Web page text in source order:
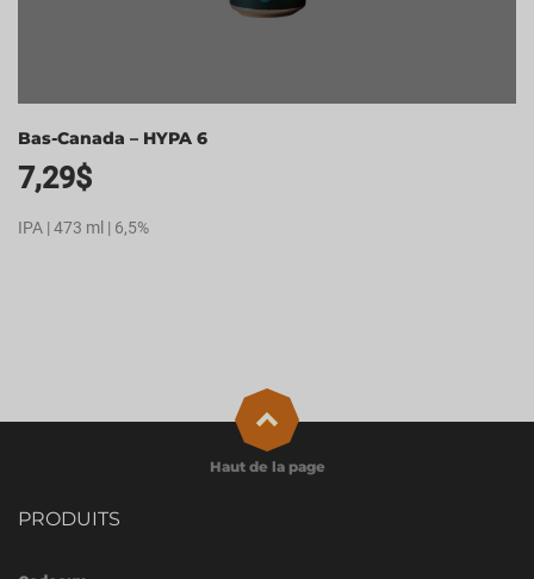
Bas-Canada – HYPA 6
7,29$
IPA | 473 ml | 6,5%
PRODUITS
Haut de la page